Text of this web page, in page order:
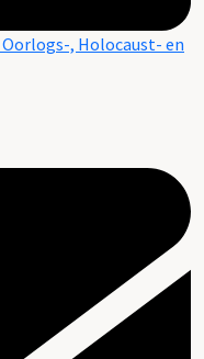
, Holocaust- en